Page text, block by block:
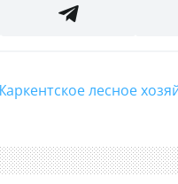
#Жаркентское лесное